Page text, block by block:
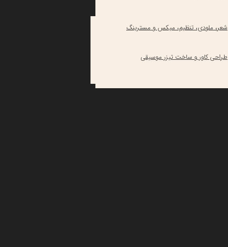
شعر، ملودی، تنظیم، میکس و مسترینگ
طراحی کاور و ساخت تیزر موسیقی